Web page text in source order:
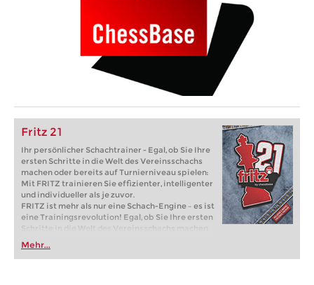
Fritz 21
Ihr persönlicher Schachtrainer - Egal, ob Sie Ihre
ersten Schritte in die Welt des Vereinsschachs
machen oder bereits auf Turnierniveau spielen:
Mit FRITZ trainieren Sie effizienter, intelligenter
und individueller als je zuvor.
FRITZ ist mehr als nur eine Schach-Engine – es ist
eine Trainingsrevolution! Egal, ob Sie Ihre ersten
Schritte in die Welt des Vereinsschachs machen
oder bereits auf Turnierniveau spielen: Mit
FRITZ trainieren Sie effizienter, intelligenter und
individueller als je zuvor.
Mehr...